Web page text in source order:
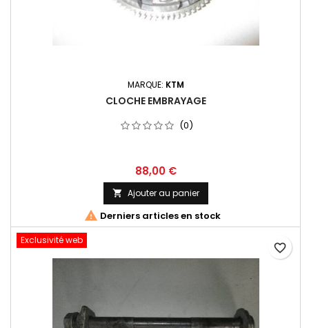
MARQUE: KTM
CLOCHE EMBRAYAGE
(0)
88,00 €
 Ajouter au panier
 Derniers articles en stock
Exclusivité web
favorite_border